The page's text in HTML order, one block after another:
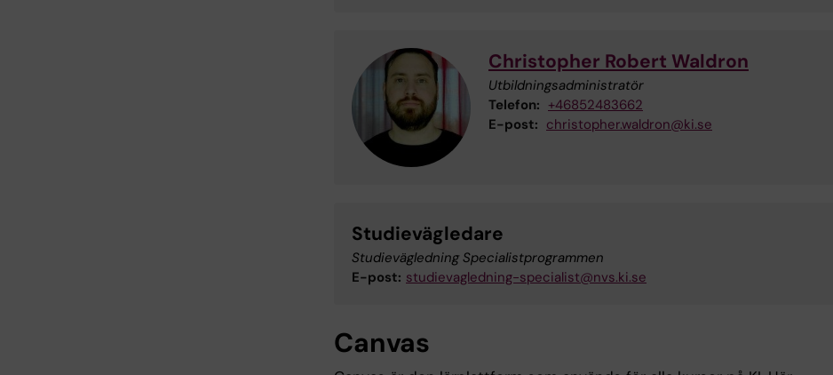
Christopher Robert Waldron
Utbildningsadministratör
Telefon: +46852483662
E-post: christopher.waldron@ki.se
Studievägledare
Studievägledning Specialistprogrammen
E-post: studievagledning-specialist@nvs.ki.se
Canvas